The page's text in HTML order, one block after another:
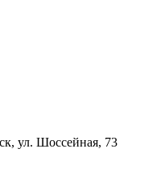
ул. Шоссейная, 73